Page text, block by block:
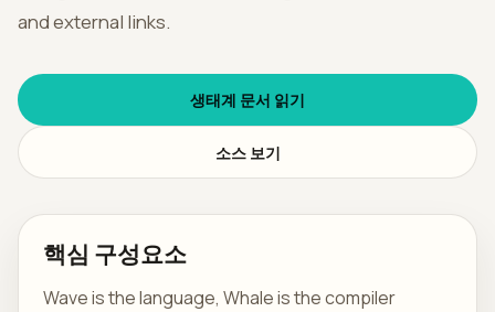
and external links.
생태계 문서 읽기
소스 보기
핵심 구성요소
Wave is the language, Whale is the compiler